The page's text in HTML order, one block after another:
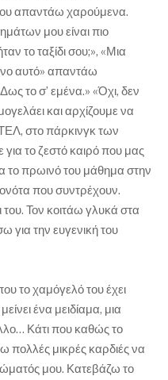
απαντάω χαρούμενα.
μου είναι πιο
το ταξίδι σου;», «Μια
αυτό» απαντάω
το σ’ εμένα.» «Όχι, δεν
και αρχίζουμε να
στο πάρκινγκ των
για το ζεστό καιρό που μας
το πρωινό του μάθημα στην
που συντρέχουν.
Τον κοιτάω γλυκά στα
για την ευγενική του
το χαμόγελό του έχει
ένα μειδίαμα, μια
Κάτι που καθώς το
πολλές μικρές καρδιές να
μου. Κατεβάζω το